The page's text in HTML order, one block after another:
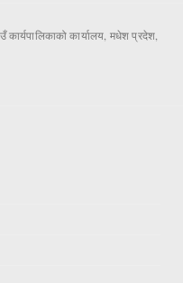
कार्यपालिकाको कार्यालय, मधेश प्रदेश,